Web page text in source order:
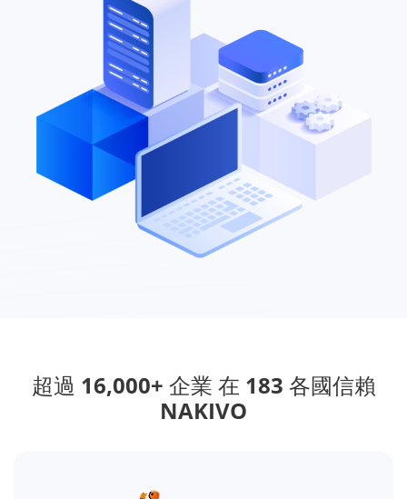
超過 16,000+ 企業 在 183 各國信賴
NAKIVO